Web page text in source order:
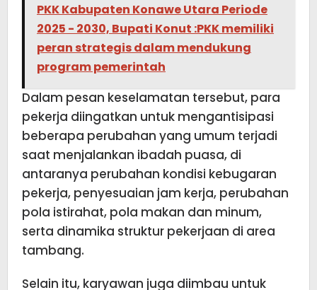
PKK Kabupaten Konawe Utara Periode
2025 - 2030, Bupati Konut :PKK memiliki
peran strategis dalam mendukung
program pemerintah
Dalam pesan keselamatan tersebut, para
pekerja diingatkan untuk mengantisipasi
beberapa perubahan yang umum terjadi
saat menjalankan ibadah puasa, di
antaranya perubahan kondisi kebugaran
pekerja, penyesuaian jam kerja, perubahan
pola istirahat, pola makan dan minum,
serta dinamika struktur pekerjaan di area
tambang.
Selain itu, karyawan juga diimbau untuk